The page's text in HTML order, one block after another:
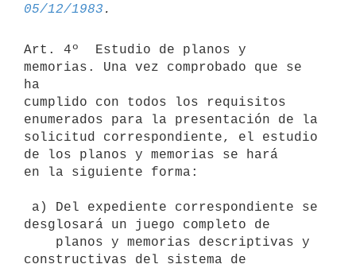
05/12/1983
Art. 4º  Estudio de planos y
memorias. Una vez comprobado que se
ha
cumplido con todos los requisitos
enumerados para la presentación de la
solicitud correspondiente, el estudio
de los planos y memorias se hará
en la siguiente forma:
desglosará un juego completo de
constructivas del sistema de